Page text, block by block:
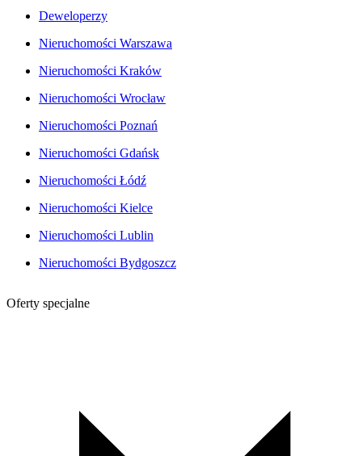
Deweloperzy
Nieruchomości Warszawa
Nieruchomości Kraków
Nieruchomości Wrocław
Nieruchomości Poznań
Nieruchomości Gdańsk
Nieruchomości Łódź
Nieruchomości Kielce
Nieruchomości Lublin
Nieruchomości Bydgoszcz
Oferty specjalne